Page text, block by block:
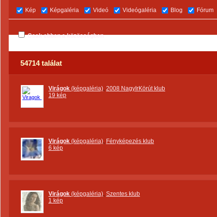
Kép Képgaléria Videó Videógaléria Blog Fórum
Csak ebben a közösségben
54714 találat
Virágok (képgaléria), 2008 NagyIrKörút klub
19 kép
Virágok (képgaléria), Fényképezés klub
6 kép
Virágok (képgaléria), Szentes klub
1 kép